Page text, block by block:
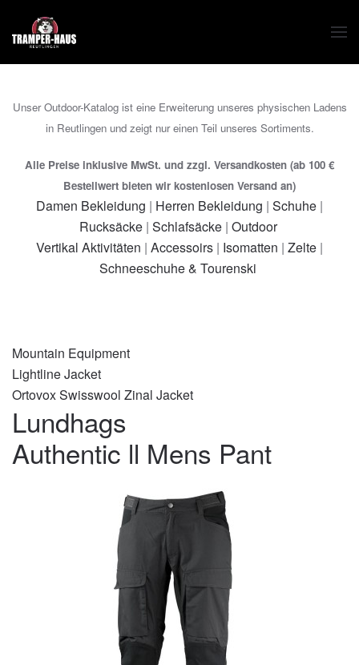
Zum Hauptinhalt springen
Unser Outdoor-Katalog ist eine Erweiterung unseres physischen Ladens
in Reutlingen und zeigt nur einen Teil unseres Sortiments.
Alle Preise inklusive MwSt. und zzgl. Versandkosten (ab 100 €
Bestellwert bieten wir kostenlosen Versand an)
Damen Bekleidung | Herren Bekleidung | Schuhe |
Rucksäcke| Schlafsäcke| Outdoor
Vertikal Aktivitäten | Accessoirs | Isomatten | Zelte |
Schneeschuhe & Tourenski
Mountain Equipment
Lightline Jacket
Ortovox Swisswool Zinal Jacket
Lundhags
Authentic ll Mens Pant